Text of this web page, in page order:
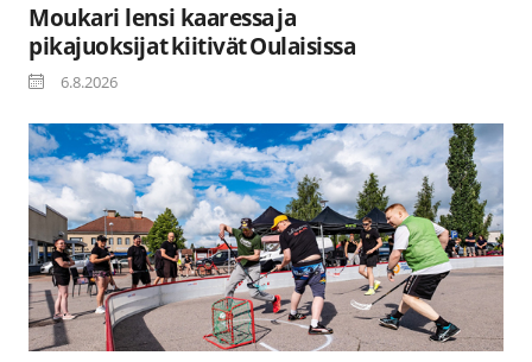
Moukari lensi kaaressa ja
pikajuoksijat kiitivät Oulaisissa
6.8.2026